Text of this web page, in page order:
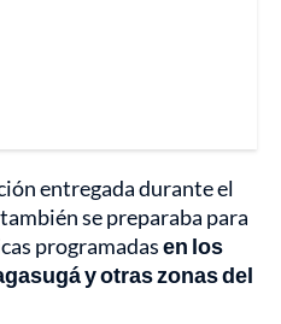
entregada durante el
se preparaba para
programadasen los
y otras zonas del